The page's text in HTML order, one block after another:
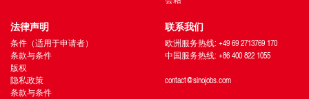
法律声明
条件（适用于申请者）
条款与条件
版权
隐私政策
条款与条件
联系我们
欧洲服务热线: +49 69 2713769 170
中国服务热线: +86 400 822 1055
contact@sinojobs.com